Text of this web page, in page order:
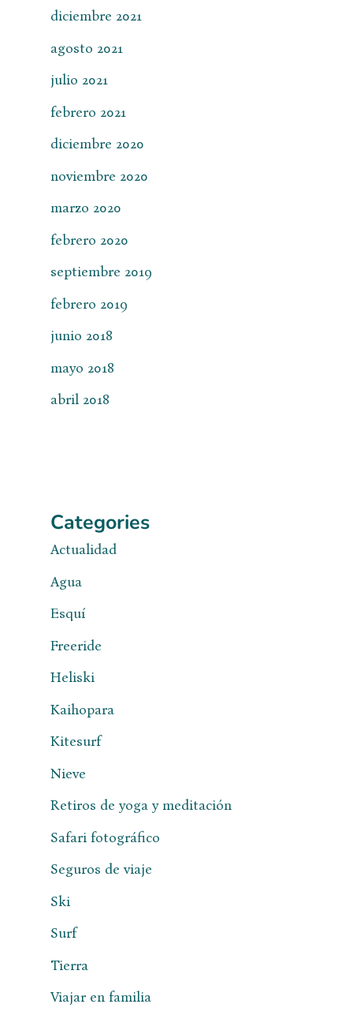
diciembre 2021
agosto 2021
julio 2021
febrero 2021
diciembre 2020
noviembre 2020
marzo 2020
febrero 2020
septiembre 2019
febrero 2019
junio 2018
mayo 2018
abril 2018
Categories
Actualidad
Agua
Esquí
Freeride
Heliski
Kaihopara
Kitesurf
Nieve
Retiros de yoga y meditación
Safari fotográfico
Seguros de viaje
Ski
Surf
Tierra
Viajar en familia